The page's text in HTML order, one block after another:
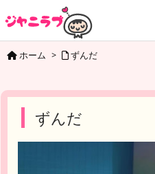
ホーム > ずんだ
ずんだ